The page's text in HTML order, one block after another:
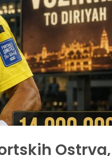
Ostrva,